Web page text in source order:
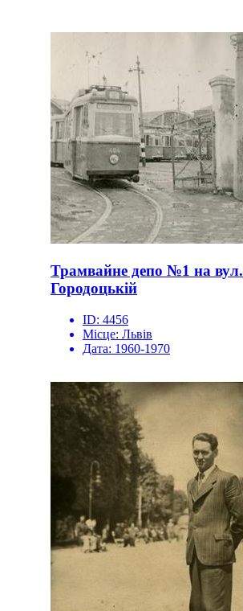
Трамвайне депо №1 на вул.
Городоцькій
ID: 4456
Місце: Львів
Дата: 1960-1970